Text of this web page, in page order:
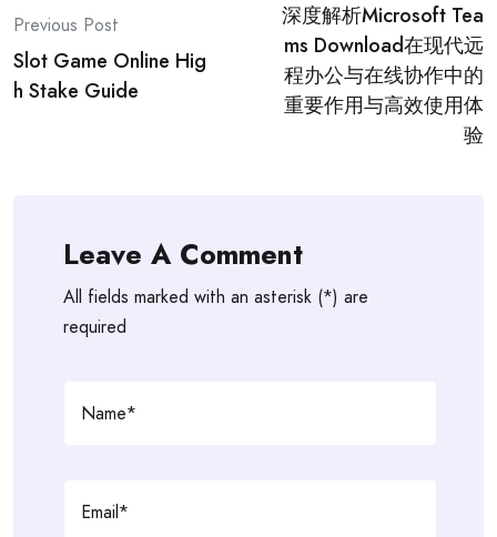
navigation
Previous Post
Slot Game Online Hig
h Stake Guide
深度解析Microsoft Tea
ms Download在现代远
程办公与在线协作中的
重要作用与高效使用体
验
Leave A Comment
All fields marked with an asterisk (*) are
required